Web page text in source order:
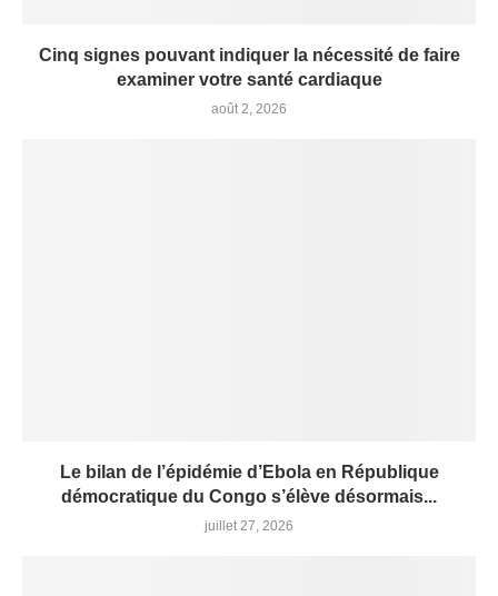
Cinq signes pouvant indiquer la nécessité de faire
examiner votre santé cardiaque
août 2, 2026
Le bilan de l’épidémie d’Ebola en République
démocratique du Congo s’élève désormais...
juillet 27, 2026